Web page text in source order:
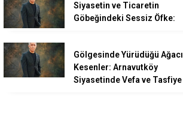
Siyasetin ve Ticaretin
Göbeğindeki Sessiz Öfke:
Gölgesinde Yürüdüğü Ağacı
Kesenler: Arnavutköy
Siyasetinde Vefa ve Tasfiye